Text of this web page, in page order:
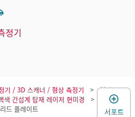
정기
기 / 3D 스캐너 / 형상 측정기
형상
색 간섭계 탑재 레이저 현미경
모델
드 플레이트
서포트